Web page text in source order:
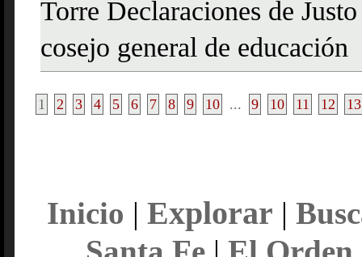
Torre Declaraciones de
cosejo general de educación
1 2 3 4 5 6 7 8 9 10 ... 9 10 11 12 13
Inicio | Explorar |